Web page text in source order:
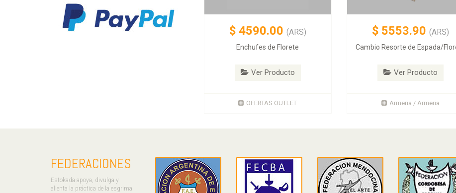
$ 4590.00 (ARS)
Enchufes de Florete
Ver Producto
OFERTAS OUTLET
$ 5553.90 (ARS)
Cambio Resorte de Espada/
Ver Producto
Armeria / Armeria
FEDERACIONES
Estokada apoya, divulga y
alienta la práctica de la esgrima